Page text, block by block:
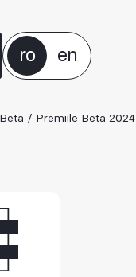
ro en
/ Premiile Beta 2024